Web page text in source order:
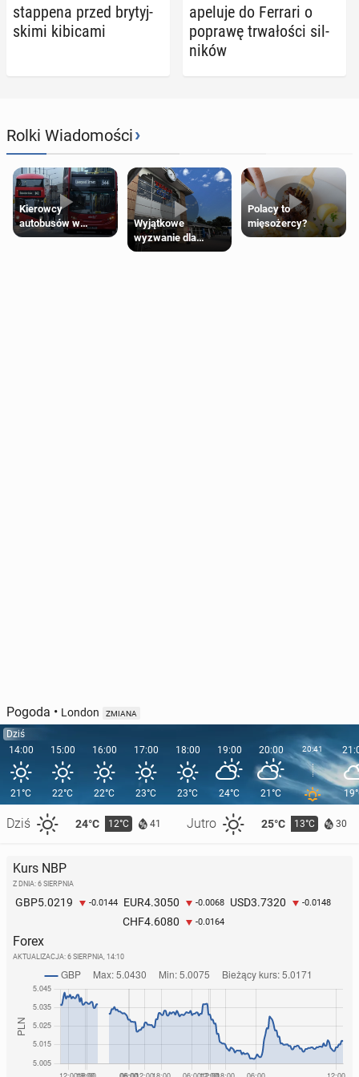
stap­pe­na przed bry­tyj­
ski­mi ki­bi­ca­mi
apeluje do Ferrari o
poprawę trwa­ło­ści sil­
ni­ków
Rolki Wiadomości›
Kierowcy
autobusów w
Londynie
Wyjątkowe
wyzwanie dla
posiadaczy kart
Polacy to
mięsożercy?
Pogoda • London ZMIANA
Dziś
14:00
21°C
Dziś 24°C 12°C 41 Jutro 25°C 13°C 30
15:00
22°C
16:00
22°C
17:00
23°C
18:00
23°C
19:00
24°C
20:00
21°C
20:41
Kurs NBP
Z DNIA: 6 SIERPNIA
GBP5.0219 -0.0144 EUR4.3050 -0.0068 USD3.7320 -0.0148
CHF4.6080 -0.0164
Forex
AKTUALIZACJA: 6 SIERPNIA, 14:10